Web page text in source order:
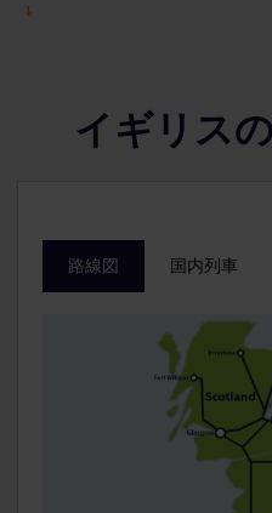
イギリス
路線図 国内列車